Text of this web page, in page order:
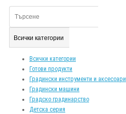
Всички категории
Всички категории
Готови продукти
Градински инструменти и аксесоари
Градински машини
Градско градинарство
Детска серия